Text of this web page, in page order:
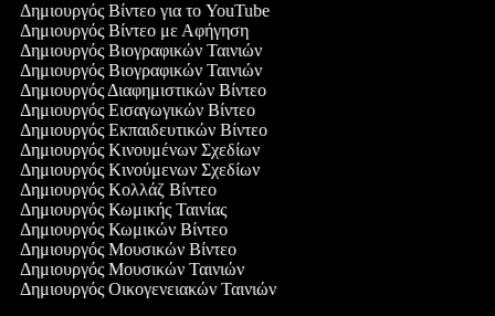
Δημιουργός Βίντεο για το YouTube
Δημιουργός Βίντεο με Αφήγηση
Δημιουργός Βιογραφικών Ταινιών
Δημιουργός Βιογραφικών Ταινιών
Δημιουργός Διαφημιστικών Βίντεο
Δημιουργός Εισαγωγικών Βίντεο
Δημιουργός Εκπαιδευτικών Βίντεο
Δημιουργός Κινουμένων Σχεδίων
Δημιουργός Κινούμενων Σχεδίων
Δημιουργός Κολλάζ Βίντεο
Δημιουργός Κωμικής Ταινίας
Δημιουργός Κωμικών Βίντεο
Δημιουργός Μουσικών Βίντεο
Δημιουργός Μουσικών Ταινιών
Δημιουργός Οικογενειακών Ταινιών